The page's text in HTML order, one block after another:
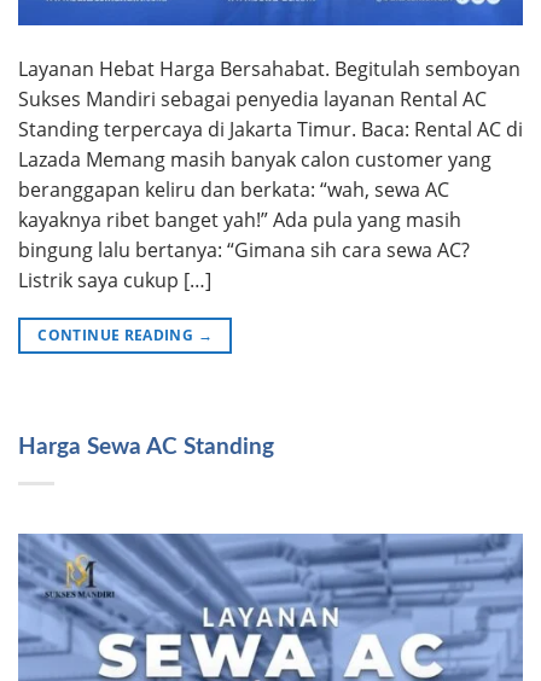
Layanan Hebat Harga Bersahabat. Begitulah semboyan
Sukses Mandiri sebagai penyedia layanan Rental AC
Standing terpercaya di Jakarta Timur. Baca: Rental AC di
Lazada Memang masih banyak calon customer yang
beranggapan keliru dan berkata: “wah, sewa AC
kayaknya ribet banget yah!” Ada pula yang masih
bingung lalu bertanya: “Gimana sih cara sewa AC?
Listrik saya cukup […]
CONTINUE READING →
Harga Sewa AC Standing